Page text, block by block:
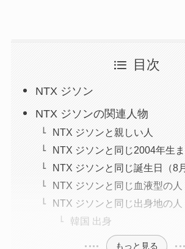
目次
NTX ジソン
NTX ジソンの関連人物
NTX ジソンと親しい人
NTX ジソンと同じ2004年生
NTX ジソンと同じ誕生日（8
NTX ジソンと同じ血液型の人
NTX ジソンと同じ出身地の人
韓国 出身
もっと見る